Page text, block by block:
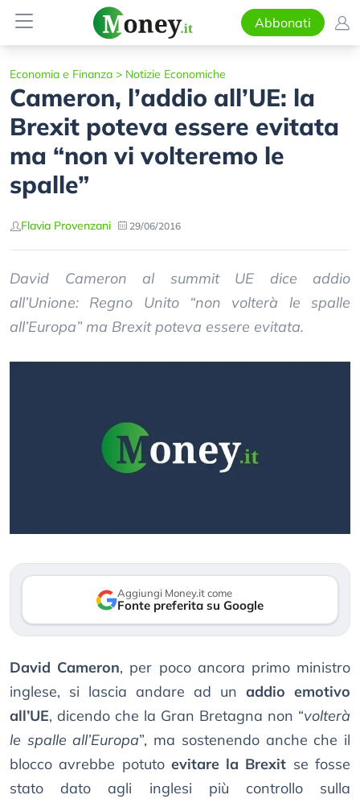
Abbonati
Economia e Finanza > Notizie Economiche
Cameron, l’addio all’UE: la
Brexit poteva essere evitata
ma “non vi volteremo le
spalle”
Flavia Provenzani 29/06/2016
David Cameron al summit UE dice addio
all’Unione: Regno Unito “non volterà le spalle
all’Europa” ma Brexit poteva essere evitata.
Aggiungi Money.it come
Fonte preferita su Google
David Cameron, per poco ancora primo ministro
inglese, si lascia andare ad un addio emotivo
all’UE, dicendo che la Gran Bretagna non “volterà
le spalle all’Europa”, ma sostenendo anche che il
blocco avrebbe potuto evitare la Brexit se fosse
stato dato agli inglesi più controllo sulla